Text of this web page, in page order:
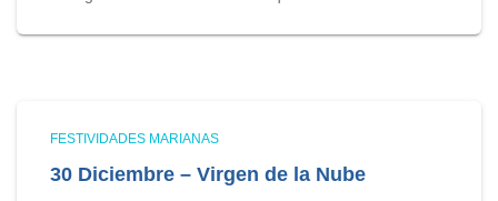
FESTIVIDADES MARIANAS
30 Diciembre – Virgen de la Nube